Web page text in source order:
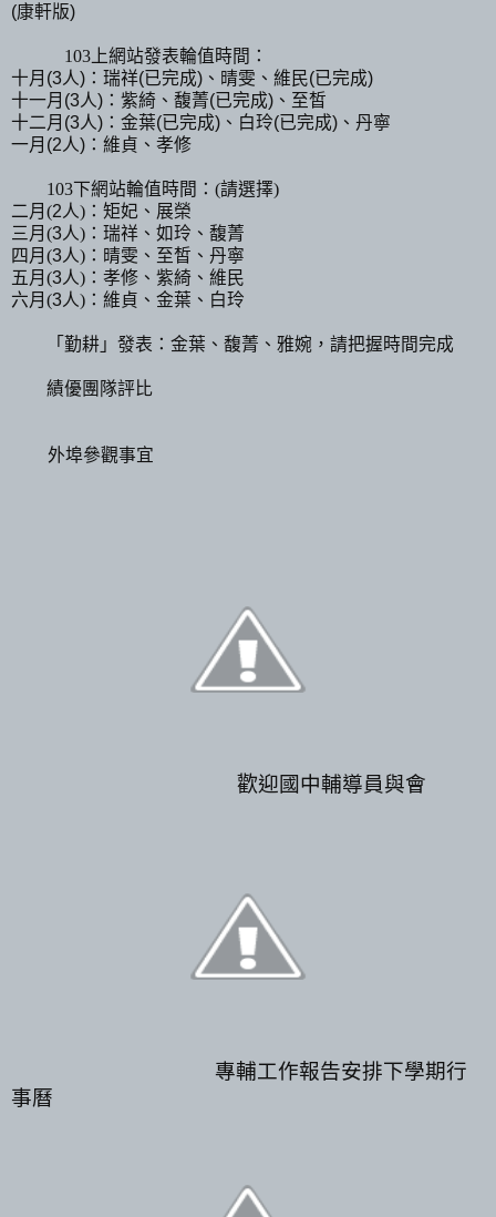
(康軒版)
103 上網站發表輪值時間：
十月 (3人) ：瑞祥(已完成) 、晴雯、維民(已完成)
十一月 (3人) ：紫綺、馥菁(已完成) 、至皙
十二月 (3人) ：金葉(已完成) 、白玲(已完成) 、丹寧
一月 (2人) ：維貞、孝修
103下網站輪值時間： (請選擇)
二月 (2人) ：矩妃、展榮
三月 (3人) ：瑞祥、如玲、馥菁
四月 (3人) ：晴雯、至皙、丹寧
五月 (3人) ：孝修、紫綺、維民
六月 (3人) ：維貞、金葉、白玲
「勤耕」發表：金葉、馥菁、雅婉，請把握時間完成
績優團隊評比
外埠參觀事宜
歡迎國中輔導員與會
專輔工作報告安排下學期行
事曆